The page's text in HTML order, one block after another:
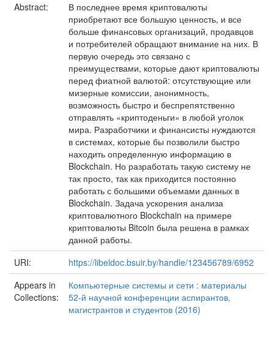
Abstract:
В последнее время криптовалюты
приобретают все большую ценность, и все
больше финансовых организаций, продавцов
и потребителей обращают внимание на них. В
первую очередь это связано с
преимуществами, которые дают криптовалюты
перед фиатной валютой: отсутствующие или
мизерные комиссии, анонимность,
возможность быстро и беспрепятственно
отправлять «криптоденьги» в любой уголок
мира. Разработчики и финансисты нуждаются
в системах, которые бы позволили быстро
находить определенную информацию в
Blockchain. Но разработать такую систему не
так просто, так как приходится постоянно
работать с большими объемами данных в
Blockchain. Задача ускорения анализа
криптовалютного Blockchain на примере
криптовалюты Bitcoin была решена в рамках
данной работы.
URI:
https://libeldoc.bsuir.by/handle/123456789/6952
Appears in
Collections:
Компьютерные системы и сети : материалы
52-й научной конференции аспирантов,
магистрантов и студентов (2016)